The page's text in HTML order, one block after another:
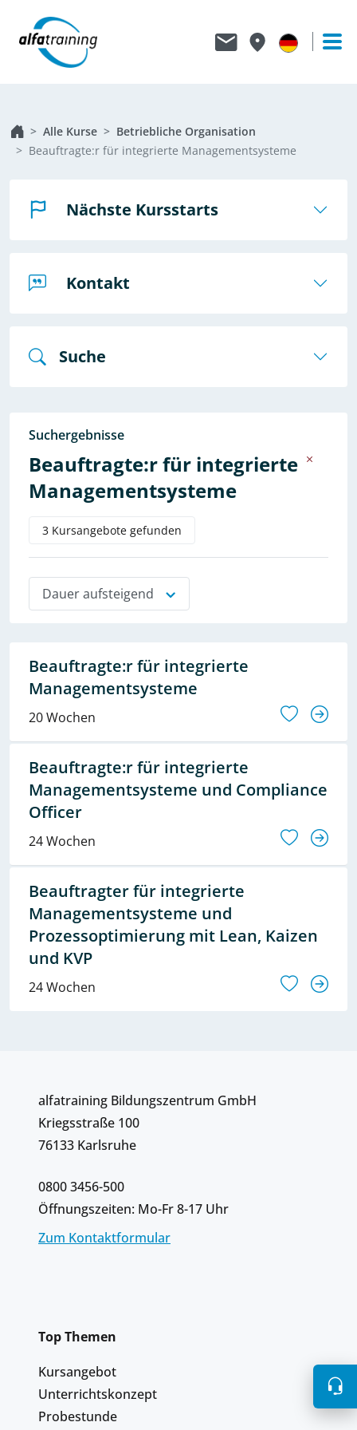
Alle Kurse
Betriebliche Organisation
Beauftragte:r für integrierte Managementsysteme
Nächste Kursstarts
Suche
Kontakt
Suchergebnisse
Beauftragte:r für integrierte
Managementsysteme
3 Kursangebote gefunden
Dauer aufsteigend
Beauftragte:r für integrierte
Managementsysteme
20 Wochen
Beauftragte:r für integrierte
Managementsysteme und Compliance
Officer
24 Wochen
Beauftragter für integrierte
Managementsysteme und
Prozessoptimierung mit Lean, Kaizen
und KVP
24 Wochen
alfatraining Bildungszentrum GmbH
Kriegsstraße 100
76133 Karlsruhe
0800 3456-500
Öffnungszeiten: Mo-Fr 8-17 Uhr
Zum Kontaktformular
Top Themen
Kursangebot
Unterrichtskonzept
Probestunde